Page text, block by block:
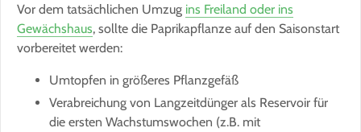
Vor dem tatsächlichen Umzug ins Freiland oder ins
Gewächshaus, sollte die Paprikapflanze auf den Saisonstart
vorbereitet werden:
Umtopfen in größeres Pflanzgefäß
Verabreichung von Langzeitdünger als Reservoir für
die ersten Wachstumswochen (z.B. mit